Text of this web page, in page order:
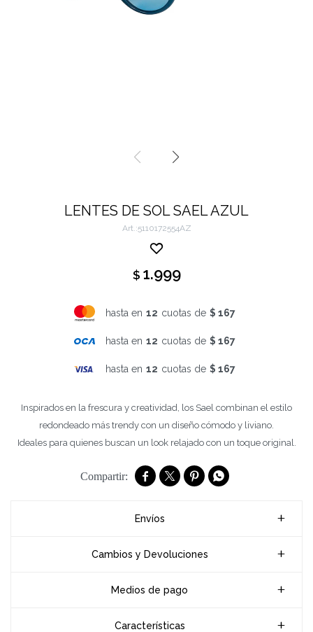
LENTES DE SOL SAEL AZUL
5110172554AZ
$ 1.999
hasta en 12 cuotas de $ 167
hasta en 12 cuotas de $ 167
hasta en 12 cuotas de $ 167
Inspirados en la frescura y creatividad, los Sael combinan el estilo
redondeado más trendy con un diseño cómodo y liviano.
Ideales para quienes buscan un look relajado con un toque original.
   
Envíos
Cambios y Devoluciones
Medios de pago
Características